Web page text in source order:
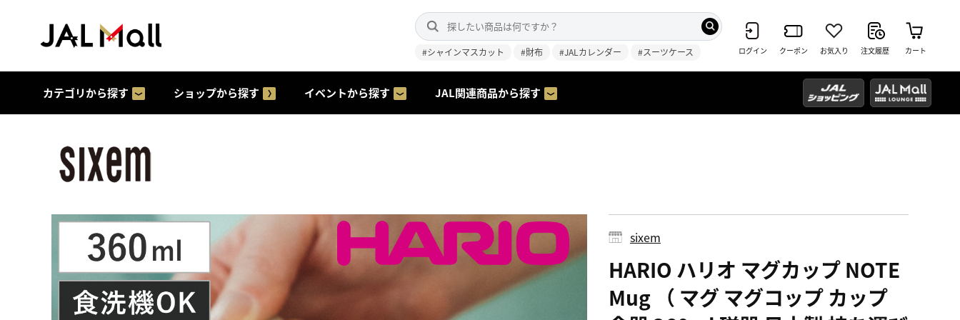
#シャインマスカット #財布 #JALカレンダー #スーツケース ログイン クーポン お気入り 注文履歴 カート
カテゴリから探す ショップから探す イベントから探す JAL関連商品から探す
sixem
HARIO ハリオ マグカップ NOTE
Mug （ マグ マグコップ カップ